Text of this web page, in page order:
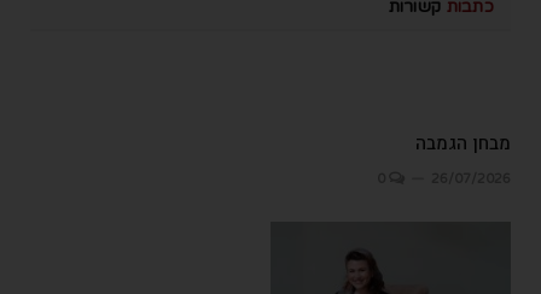
כתבות קשורות
מבחן הגמבה